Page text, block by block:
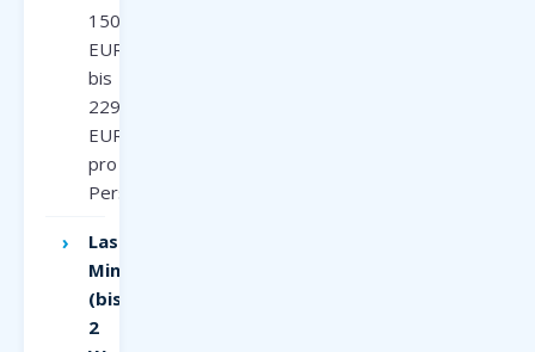
150
EUR
bis
229
EUR
pro
Person
Last-
Minute
(bis
2